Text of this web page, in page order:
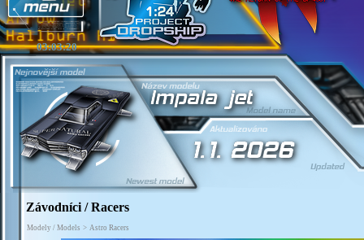
03:03:21
Závodníci / Racers
Modely / Models > Astro Racers